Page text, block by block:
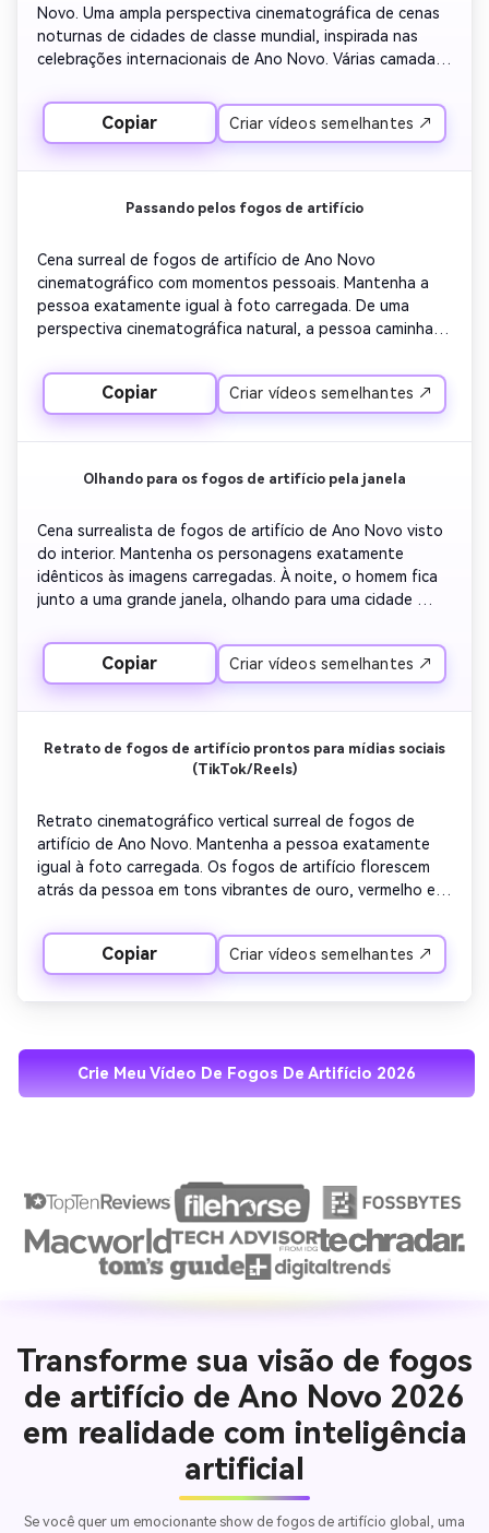
Novo. Uma ampla perspectiva cinematográfica de cenas
noturnas de cidades de classe mundial, inspirada nas
celebrações internacionais de Ano Novo. Várias camadas
sincronizados e grandiosos. Fumaça realista de fogos de
artifício, faíscas e reflexos de luz na superfície da água e
edifícios. Não há ninguém no primeiro plano, preste
atenção à atmosfera e escala. Lente grande angular do
aparência profissional do cinema.
Copiar Criar vídeos semelhantes ↗
Passando pelos fogos de artifício
Cena surreal de fogos de artifício de Ano Novo
cinematográfico com momentos pessoais. Mantenha a
pessoa exatamente igual à foto carregada. De uma
perspectiva cinematográfica natural, a pessoa caminha
artifício explodem em ambos os lados e atrás da pessoa,
iluminando a rua com ouro quente e vermelho. Desfoque
de movimento sutil, interação de iluminação realista,
atmosfera emocional. Iluminação de qualidade
desenho animado, sem estilo de fantasia.
Copiar Criar vídeos semelhantes ↗
Olhando para os fogos de artifício pela janela
Cena surrealista de fogos de artifício de Ano Novo visto
do interior. Mantenha os personagens exatamente
idênticos às imagens carregadas. À noite, o homem fica
junto a uma grande janela, olhando para uma cidade
artifício iluminam o céu do lado de fora da janela e há
reflexos realistas no vidro. Iluminação interna suave
misturada com fogos de artifício brilhantes ao ar livre
para um contraste cinematográfico. Estilo
emoções realistas.
Copiar Criar vídeos semelhantes ↗
Retrato de fogos de artifício prontos para mídias sociais
(TikTok/Reels)
Retrato cinematográfico vertical surreal de fogos de
artifício de Ano Novo. Mantenha a pessoa exatamente
igual à foto carregada. Os fogos de artifício florescem
atrás da pessoa em tons vibrantes de ouro, vermelho e
sociais. Profundidade de campo leve, foco nítido do
sujeito, iluminação cinematográfica. Alto realismo,
nenhum estilo de desenho animado, qualidade 4K,
projetado para TikTok e Instagram Reels.
Copiar Criar vídeos semelhantes ↗
Crie Meu Vídeo De Fogos De Artifício 2026
Transforme sua visão de fogos
de artifício de Ano Novo 2026
em realidade com inteligência
artificial
Se você quer um emocionante show de fogos de artifício global, uma